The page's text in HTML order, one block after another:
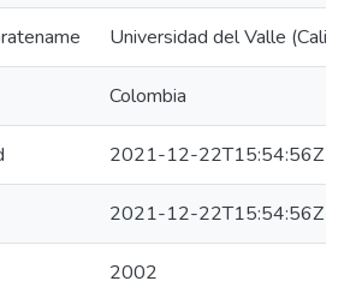
Universidad del Valle (Cali,
Colombia
2021-12-22T15:54:56Z
2021-12-22T15:54:56Z
2002